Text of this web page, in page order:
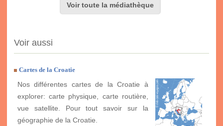
Voir toute la médiathèque
Voir aussi
Cartes de la Croatie
Nos différentes cartes de la Croatie à
explorer: carte physique, carte routière,
vue satellite. Pour tout savoir sur la
géographie de la Croatie.